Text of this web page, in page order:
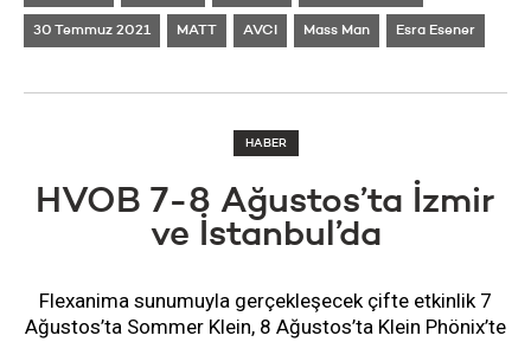
30 Temmuz 2021 MATT AVCI Mass Man Esra Esener
HABER
HVOB 7-8 Ağustos’ta İzmir
ve İstanbul’da
Flexanima sunumuyla gerçekleşecek çifte etkinlik 7
Ağustos’ta Sommer Klein, 8 Ağustos’ta Klein Phönix’te